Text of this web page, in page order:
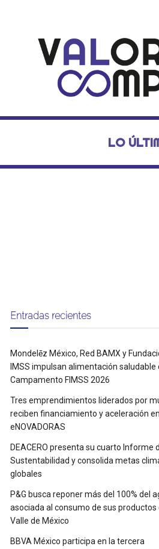
LO
Entradas recientes
Mondelēz México, Red BAMX y
IMSS impulsan alimentación saludable
Campamento FIMSS 2026
Tres emprendimientos liderados por
reciben financiamiento y aceleración en
eNOVADORAS
DEACERO presenta su cuarto Informe
Sustentabilidad y consolida metas
globales
P&G busca reponer más del 100% del
asociada al consumo de sus productos
Valle de México
BBVA México participa en la tercera